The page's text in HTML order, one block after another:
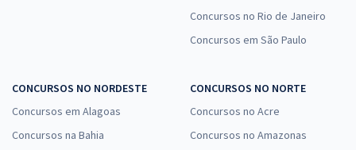
Concursos no Rio de Janeiro
Concursos em São Paulo
CONCURSOS NO NORDESTE
Concursos em Alagoas
Concursos na Bahia
CONCURSOS NO NORTE
Concursos no Acre
Concursos no Amazonas